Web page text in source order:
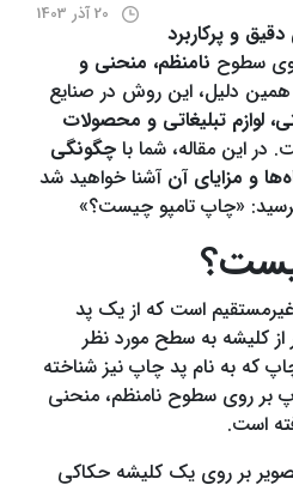
20 آذر 1403
و پرکاربرد
سطوح نامنظم، منحنی و
همین دلیل، این روش در صنایع
لوازم تبلیغاتی و محصولات
این مقاله، شما با چگونگی
و مزایای آن آشنا خواهید شد
«چاپ تامپو چیست؟»
است که از یک پد
از کلیشه به سطح مورد نظر
که به نام پد چاپ نیز شناخته
بر روی سطوح نامنظم، منحنی
است.
تصویر بر روی یک کلیشه حکاکی